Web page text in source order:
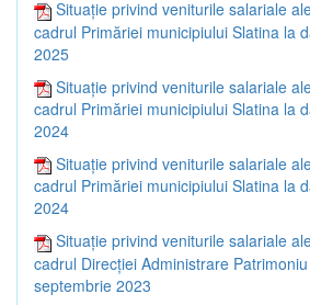
Situație privind veniturile salariale
cadrul Primăriei municipiului Slatina la
2025
Situație privind veniturile salariale
cadrul Primăriei municipiului Slatina la
2024
Situație privind veniturile salariale
cadrul Primăriei municipiului Slatina la
2024
Situație privind veniturile salariale
cadrul Direcției Administrare
septembrie 2023